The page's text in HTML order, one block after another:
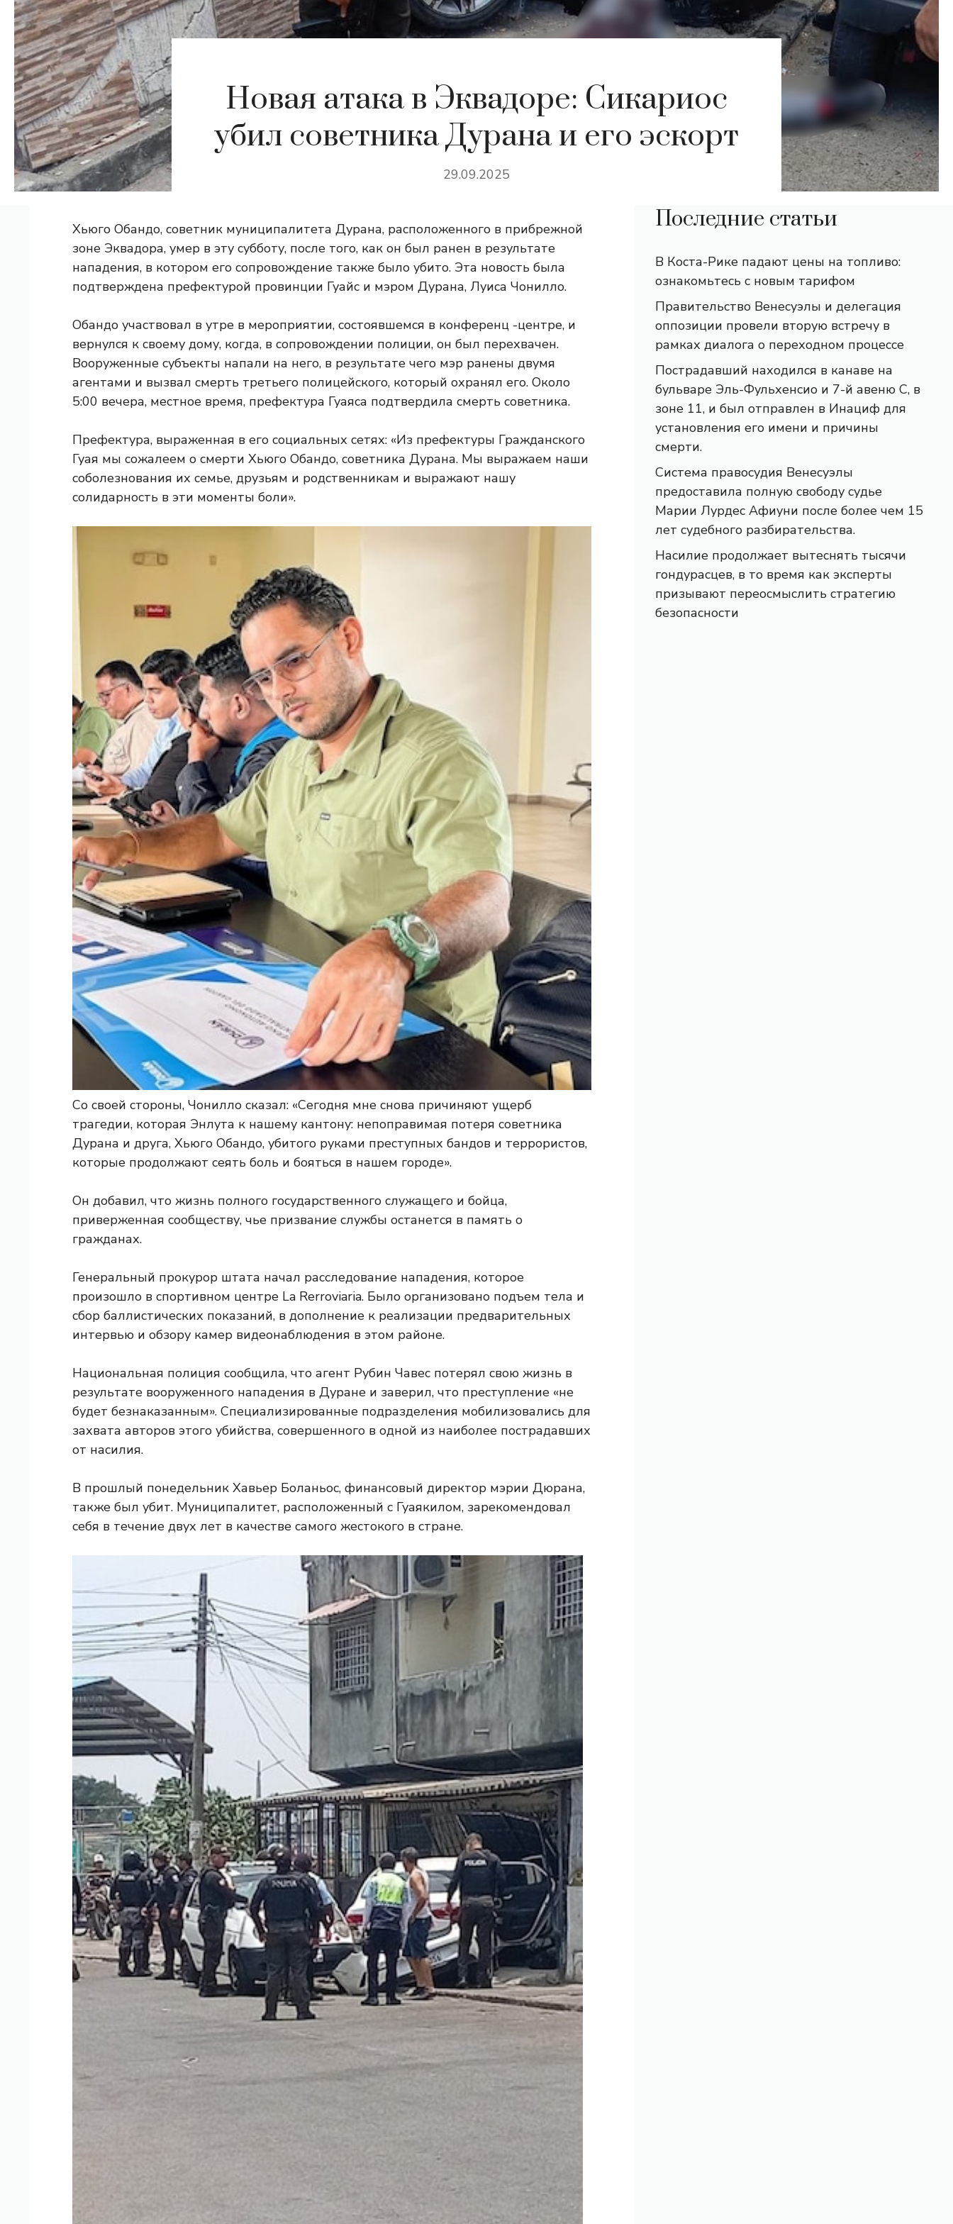
Новая атака в Эквадоре: Сикариос
убил советника Дурана и его эскорт
29.09.2025
Хьюго Обандо, советник муниципалитета Дурана, расположенного в прибрежной
зоне Эквадора, умер в эту субботу, после того, как он был ранен в результате
нападения, в котором его сопровождение также было убито. Эта новость была
подтверждена префектурой провинции Гуайс и мэром Дурана, Луиса Чонилло.
Обандо участвовал в утре в мероприятии, состоявшемся в конференц -центре, и
вернулся к своему дому, когда, в сопровождении полиции, он был перехвачен.
Вооруженные субъекты напали на него, в результате чего мэр ранены двумя
агентами и вызвал смерть третьего полицейского, который охранял его. Около
5:00 вечера, местное время, префектура Гуаяса подтвердила смерть советника.
Префектура, выраженная в его социальных сетях: «Из префектуры Гражданского
Гуая мы сожалеем о смерти Хьюго Обандо, советника Дурана. Мы выражаем наши
соболезнования их семье, друзьям и родственникам и выражают нашу
солидарность в эти моменты боли».
Со своей стороны, Чонилло сказал: «Сегодня мне снова причиняют ущерб
трагедии, которая Энлута к нашему кантону: непоправимая потеря советника
Дурана и друга, Хьюго Обандо, убитого руками преступных бандов и террористов,
которые продолжают сеять боль и бояться в нашем городе».
Он добавил, что жизнь полного государственного служащего и бойца,
приверженная сообществу, чье призвание службы останется в память о
гражданах.
Генеральный прокурор штата начал расследование нападения, которое
произошло в спортивном центре La Rerroviaria. Было организовано подъем тела и
сбор баллистических показаний, в дополнение к реализации предварительных
интервью и обзору камер видеонаблюдения в этом районе.
Национальная полиция сообщила, что агент Рубин Чавес потерял свою жизнь в
результате вооруженного нападения в Дуране и заверил, что преступление «не
будет безнаказанным». Специализированные подразделения мобилизовались для
захвата авторов этого убийства, совершенного в одной из наиболее пострадавших
от насилия.
В прошлый понедельник Хавьер Боланьос, финансовый директор мэрии Дюрана,
также был убит. Муниципалитет, расположенный с Гуаякилом, зарекомендовал
себя в течение двух лет в качестве самого жестокого в стране.
Последние статьи
В Коста-Рике падают цены на топливо:
ознакомьтесь с новым тарифом
Правительство Венесуэлы и делегация
оппозиции провели вторую встречу в
рамках диалога о переходном процессе
Пострадавший находился в канаве на
бульваре Эль-Фульхенсио и 7-й авеню С, в
зоне 11, и был отправлен в Инациф для
установления его имени и причины
смерти.
Система правосудия Венесуэлы
предоставила полную свободу судье
Марии Лурдес Афиуни после более чем 15
лет судебного разбирательства.
Насилие продолжает вытеснять тысячи
гондурасцев, в то время как эксперты
призывают переосмыслить стратегию
безопасности